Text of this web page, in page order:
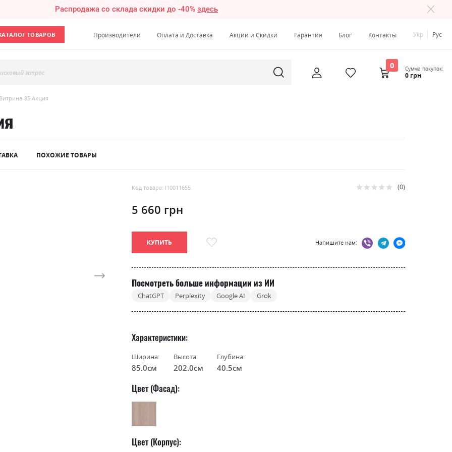
Распродажа со склада скидки до -40%здесь
ТОВАРОВ Производители Оплата и Доставка Акции и Скидки Гарантия Блог Контакты Укр Рус
запрос
0 Сумма покупок:
0 грн
85 Акция
ПОХОЖИЕ ТОВАРЫ
Код товара: l10011655 Рейтинг: 0
5 660 грн
КУПИТЬ Напишите нам:
Посмотреть больше информации из ИИ
ChatGPT Perplexity Google AI Grok
Характеристики
Ширина:
85.0см
Высота:
202.0см
Глубина:
40.5см
Цвет (Фасад):
Цвет (Корпус):